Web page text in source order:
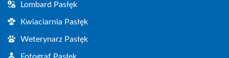
Lombard Pasłęk
Kwiaciarnia Pasłęk
Weterynarz Pasłęk